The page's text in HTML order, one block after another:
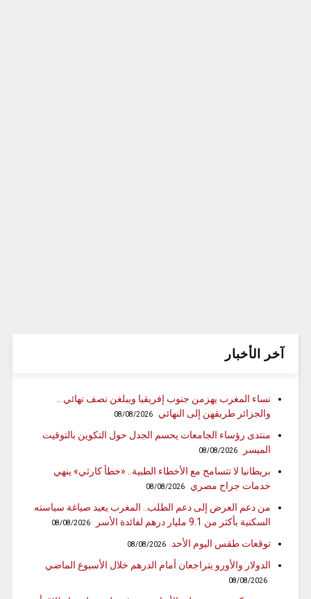
آخر الأخبار
نساء المغرب يهزمن جنوب إفريقيا ويبلغن نصف نهائي ..
والجزائر طريقهن إلى النهائي
08/08/2026
منتدى رؤساء الجامعات يحسم الجدل حول التكوين بالتوقيت
الميسر
08/08/2026
بريطانيا لا تتسامح مع الأخطاء الطبية.. «خطأ كارثي» ينهي
خدمات جراح مصري
08/08/2026
من دعم العرض إلى دعم الطلب.. المغرب يعيد صياغة سياسته
السكنية بأكثر من 9.1 مليار درهم لفائدة الأسر
08/08/2026
توقعات طقس اليوم الأحد 08/08/2026
الدولار والأورو يتراجعان أمام الدرهم خلال الأسبوع الماضي
08/08/2026